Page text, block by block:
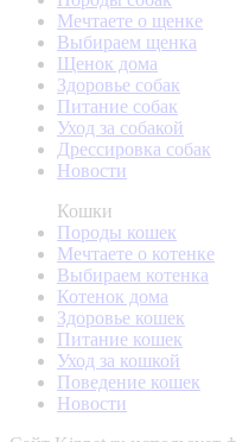
Мечтаете о щенке
Выбираем щенка
Щенок дома
Здоровье собак
Питание собак
Уход за собакой
Дрессировка собак
Новости
Кошки
Породы кошек
Мечтаете о котенке
Выбираем котенка
Котенок дома
Здоровье кошек
Питание кошек
Уход за кошкой
Поведение кошек
Новости